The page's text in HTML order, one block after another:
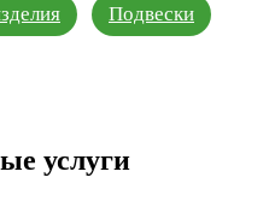
Подвески
услуги